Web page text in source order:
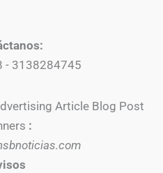
- 3138284745
Article Blog Post
: